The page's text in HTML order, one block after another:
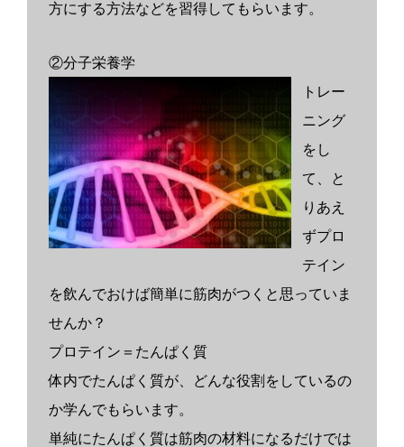
方にする方法などを習得してもらいます。
②分子栄養学
トレー
ニング
をし
て、と
りあえ
ずプロ
テイン
を飲んでおけば簡単に筋肉がつくと思っていま
せんか？
プロテイン＝たんぱく質
体内でたんぱく質が、どんな役割をしているの
か学んでもらいます。
単純にたんぱく質は筋肉の材料になるだけでは